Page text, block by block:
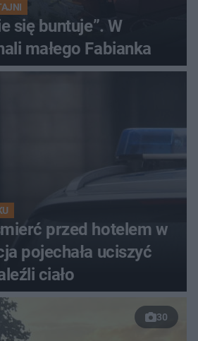
się buntuje”. W
małego Fabianka
przed hotelem w
pojechała uciszyć
ciało
30